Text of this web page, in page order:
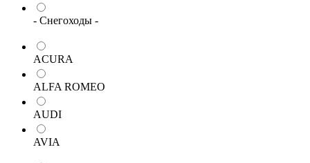
- Снегоходы -
ACURA
ALFA ROMEO
AUDI
AVIA